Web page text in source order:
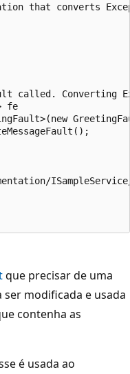
that converts
called. Converting
fe
que precisar de uma
ser modificada e usada
contenha as
é usada ao